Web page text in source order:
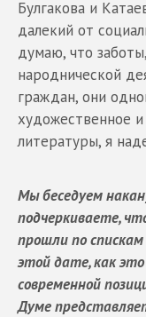
Булгакова и
далекий от
думаю, что
народнической
граждан, они
художественное
литературы, я
Мы беседуем
подчеркиваете,
прошли по
этой дате, как
современной
Думе